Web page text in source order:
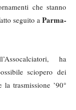
che stanno
seguito a Parma-
ha
sciopero dei
trasmissione ’90°